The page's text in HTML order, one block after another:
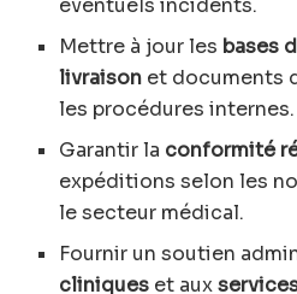
éventuels incidents.
Mettre à jour les bases
livraison et documents
les procédures internes.
Garantir la conformité
expéditions selon les
le secteur médical.
Fournir un soutien
cliniques et aux